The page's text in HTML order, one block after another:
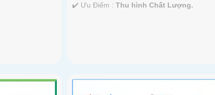
️✔️ Ưu Điểm :Thu hình Chất Lượng.